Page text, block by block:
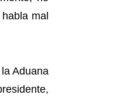
mal
Aduana